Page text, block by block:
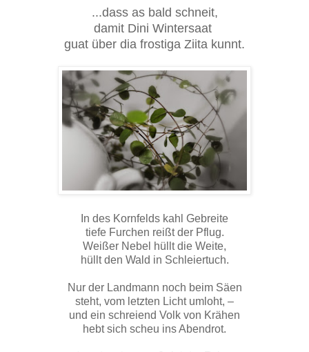
...dass as bald schneit,
damit Dini Wintersaat
guat über dia frostiga Ziita kunnt.
In des Kornfelds kahl Gebreite
tiefe Furchen reißt der Pflug.
Weißer Nebel hüllt die Weite,
hüllt den Wald in Schleiertuch.
Nur der Landmann noch beim Säen
steht, vom letzten Licht umloht, –
und ein schreiend Volk von Krähen
hebt sich scheu ins Abendrot.